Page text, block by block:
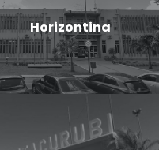
Horizontina